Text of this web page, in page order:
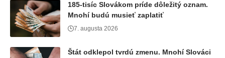
185-tisíc Slovákom príde dôležitý oznam.
Mnohí budú musieť zaplatiť
7. augusta 2026
Štát odklepol tvrdú zmenu. Mnohí Slováci